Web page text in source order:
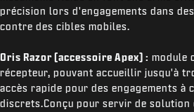
précision lors d'engagements dans
contre des cibles mobiles.
Oris Razor (accessoire Apex) : module
récepteur, pouvant accueillir jusqu'à
accès rapide pour des engagements à
discrets.Conçu pour servir de solution